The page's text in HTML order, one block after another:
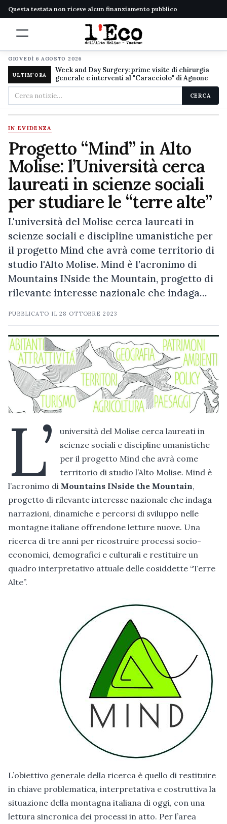
Questa testata non riceve alcun finanziamento pubblico
GIOVEDÌ 6 AGOSTO 2026
ULTIM'ORA
Week and Day Surgery: prime visite di chirurgia
generale e interventi al "Caracciolo" di Agnone
Cerca
nel
sito
CERCA
IN EVIDENZA
Progetto “Mind” in Alto
Molise: l’Università cerca
laureati in scienze sociali
per studiare le “terre alte”
L'università del Molise cerca laureati in
scienze sociali e discipline umanistiche per
il progetto Mind che avrà come territorio di
studio l'Alto Molise. Mind è l’acronimo di
Mountains INside the Mountain, progetto di
rilevante interesse nazionale che indaga…
PUBBLICATO IL28 OTTOBRE 2023
L’
università del Molise cerca laureati in
scienze sociali e discipline umanistiche
per il progetto Mind che avrà come
territorio di studio l’Alto Molise. Mind è
l’acronimo di Mountains INside the Mountain,
progetto di rilevante interesse nazionale che indaga
narrazioni, dinamiche e percorsi di sviluppo nelle
montagne italiane offrendone letture nuove. Una
ricerca di tre anni per ricostruire processi socio-
economici, demografici e culturali e restituire un
quadro interpretativo attuale delle cosiddette “Terre
Alte”.
L’obiettivo generale della ricerca è quello di restituire
in chiave problematica, interpretativa e costruttiva la
situazione della montagna italiana di oggi, con una
lettura sincronica dei processi in atto. Per l’area